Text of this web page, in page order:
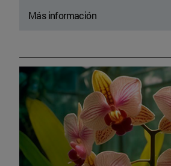
Más información